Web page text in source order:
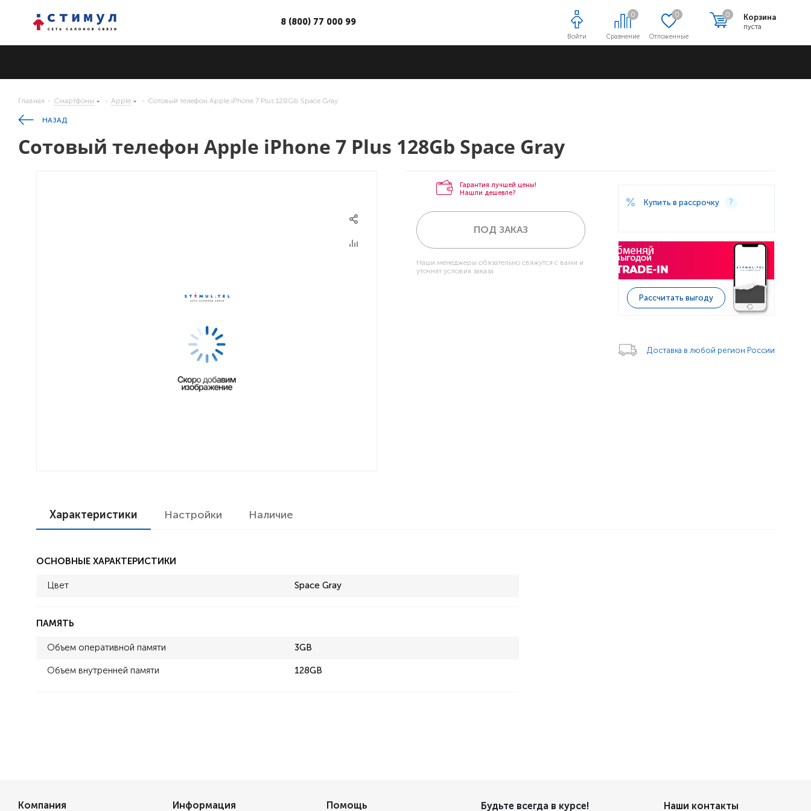
Сравнение
0
Отложенные
0 Корзина
пуста
0
Войти
8 (800) 77 000 99
Главная - Смартфоны - Apple - Сотовый телефон Apple iPhone 7 Plus 128Gb Space Gray
НАЗАД
Сотовый телефон Apple iPhone 7 Plus 128Gb Space Gray
Гарантия лучшей цены!
Нашли дешевле?
ПОД ЗАКАЗ
Наши менеджеры обязательно свяжутся с вами и
уточнят условия заказа
Купить в рассрочку
Рассчитать выгоду
Доставка в любой регион России
Характеристики Настройки Наличие
ОСНОВНЫЕ ХАРАКТЕРИСТИКИ
Цвет Space Gray
ПАМЯТЬ
Объем оперативной памяти 3GB
Объем внутренней памяти 128GB
Компания Информация Помощь Будьте всегда в курсе! Наши контакты